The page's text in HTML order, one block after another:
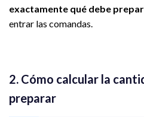
exactamente qué debe
entrar las comandas.
2. Cómo calcular la
preparar